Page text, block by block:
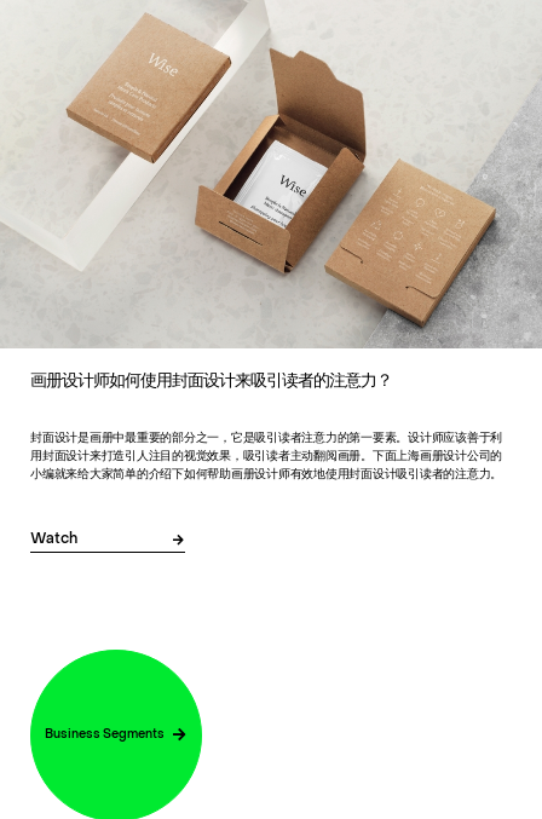
画册设计师如何使用封面设计来吸引读者的注意力？
封面设计是画册中最重要的部分之一，它是吸引读者注意力的第一要素。设计师应该善于利
用封面设计来打造引人注目的视觉效果，吸引读者主动翻阅画册。下面上海画册设计公司的
小编就来给大家简单的介绍下如何帮助画册设计师有效地使用封面设计吸引读者的注意力。
Watch
Business Segments